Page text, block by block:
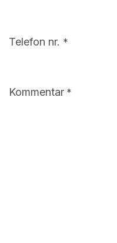
Telefon nr. *
Kommentar *